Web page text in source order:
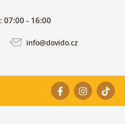
07:00 - 16:00
info@dovido.cz